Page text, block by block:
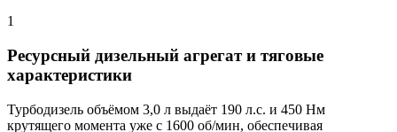
1
Ресурсный дизельный агрегат и тяговые
характеристики
Турбодизель объёмом 3,0 л выдаёт 190 л.с. и 450 Нм
крутящего момента уже с 1600 об/мин, обеспечивая